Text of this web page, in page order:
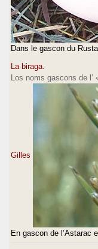
Dans le gascon du
La biraga.
Los noms gascons de l’
Gilles
En gascon de l’Astarac